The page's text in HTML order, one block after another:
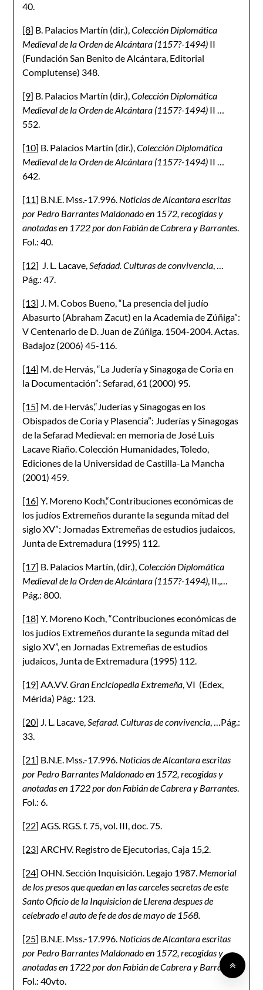
40.
[8] B. Palacios Martín (dir.),Colección Diplomática
Medieval de la Orden de Alcántara (1157?-1494) II
(Fundación San Benito de Alcántara, Editorial
Complutense) 348.
[9] B. Palacios Martín (dir.),Colección Diplomática
Medieval de la Orden de Alcántara (1157?-1494) II …
552.
[10] B. Palacios Martín (dir.),Colección Diplomática
Medieval de la Orden de Alcántara (1157?-1494) II …
642.
[11] B.N.E. Mss.-17.996. Noticias de Alcantara escritas
por Pedro Barrantes Maldonado en 1572, recogidas y
anotadas en 1722 por don Fabián de Cabrera y Barrantes.
Fol.: 40.
[12] J. L. Lacave,Sefadad. Culturas de convivencia, …
Pág.: 47.
[13] J. M. Cobos Bueno, “La presencia del judío
Abasurto (Abraham Zacut) en la Academia de Zúñiga”:
V Centenario de D. Juan de Zúñiga. 1504-2004. Actas.
Badajoz (2006) 45-116.
[14] M. de Hervás, “La Judería y Sinagoga de Coria en
la Documentación”: Sefarad, 61 (2000) 95.
[15] M. de Hervás,“Juderías y Sinagogas en los
Obispados de Coria y Plasencia”: Juderías y Sinagogas
de la Sefarad Medieval: en memoria de José Luis
Lacave Riaño. Colección Humanidades, Toledo,
Ediciones de la Universidad de Castilla-La Mancha
(2001) 459.
[16] Y. Moreno Koch,“Contribuciones económicas de
los judíos Extremeños durante la segunda mitad del
siglo XV”: Jornadas Extremeñas de estudios judaicos,
Junta de Extremadura (1995) 112.
[17] B. Palacios Martín, (dir.),Colección Diplomática
Medieval de la Orden de Alcántara (1157?-1494), II.,…
Pág.: 800.
[18] Y. Moreno Koch, “Contribuciones económicas de
los judíos Extremeños durante la segunda mitad del
siglo XV”, en Jornadas Extremeñas de estudios
judaicos, Junta de Extremadura (1995) 112.
[19] AA.VV.Gran Enciclopedia Extremeña, VI (Edex,
Mérida) Pág.: 123.
[20] J. L. Lacave,Sefarad. Culturas de convivencia, …Pág.:
33.
[21] B.N.E. Mss.-17.996. Noticias de Alcantara escritas
por Pedro Barrantes Maldonado en 1572, recogidas y
anotadas en 1722 por don Fabián de Cabrera y Barrantes.
Fol.: 6.
[22] AGS. RGS. f. 75, vol. III, doc. 75.
[23] ARCHV. Registro de Ejecutorias, Caja 15,2.
[24] OHN. Sección Inquisición. Legajo 1987. Memorial
de los presos que quedan en las carceles secretas de este
Santo Oficio de la Inquisicion de Llerena despues de
celebrado el auto de fe de dos de mayo de 1568.
[25] B.N.E. Mss.-17.996. Noticias de Alcantara escritas
por Pedro Barrantes Maldonado en 1572, recogidas y
anotadas en 1722 por don Fabián de Cabrera y Barrantes
Fol.: 40vto.